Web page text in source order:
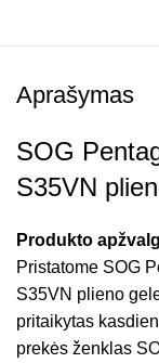
Aprašymas
SOG
S35VN
Produkto
Pristatome SOG
S35VN plieno
pritaikytas
prekės ženklas